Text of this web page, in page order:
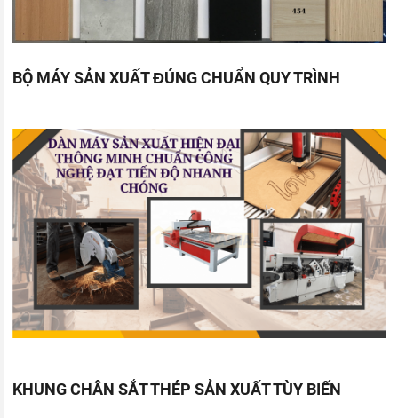
BỘ MÁY SẢN XUẤT ĐÚNG CHUẨN QUY TRÌNH
KHUNG CHÂN SẮT THÉP SẢN XUẤT TÙY BIẾN